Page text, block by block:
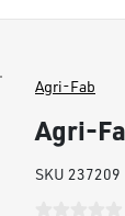
Agri-Fab
Agri-
SKU 237209